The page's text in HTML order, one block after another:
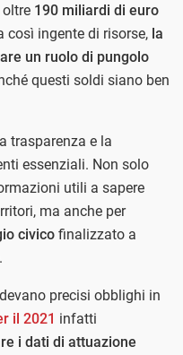
190 miliardi di euro
così ingente di risorse, la
un ruolo di pungolo
questi soldi siano ben
trasparenza e la
essenziali. Non solo
utili a sapere
ma anche per
civico finalizzato a
precisi obblighi in
il 2021 infatti
i dati di attuazione